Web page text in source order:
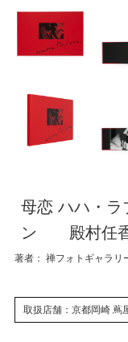
母恋 ハハ・ラ
ン 殿村任
著者： 禅フォトギャラリ
取扱店舗：京都岡崎 蔦